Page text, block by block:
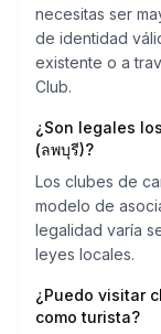
necesitas ser
de identidad
existente o a
Club.
¿Son legales
(ลพบุรี)?
Los clubes de
modelo de
legalidad varía
leyes locales.
¿Puedo visitar
como turista?